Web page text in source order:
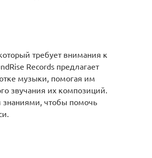
требует внимания к
Records предлагает
музыки, помогая им
звучания их композиций.
знаниями, чтобы помочь